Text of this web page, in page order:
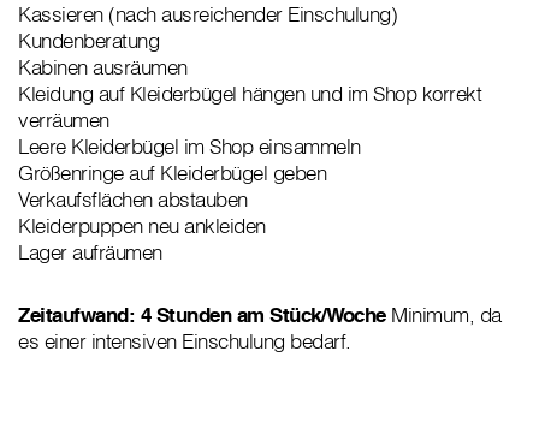
Kassieren (nach ausreichender Einschulung)
Kundenberatung
Kabinen ausräumen
Kleidung auf Kleiderbügel hängen und im Shop korrekt
verräumen
Leere Kleiderbügel im Shop einsammeln
Größenringe auf Kleiderbügel geben
Verkaufsflächen abstauben
Kleiderpuppen neu ankleiden
Lager aufräumen
Zeitaufwand: 4 Stunden am Stück/Woche Minimum, da
es einer intensiven Einschulung bedarf.